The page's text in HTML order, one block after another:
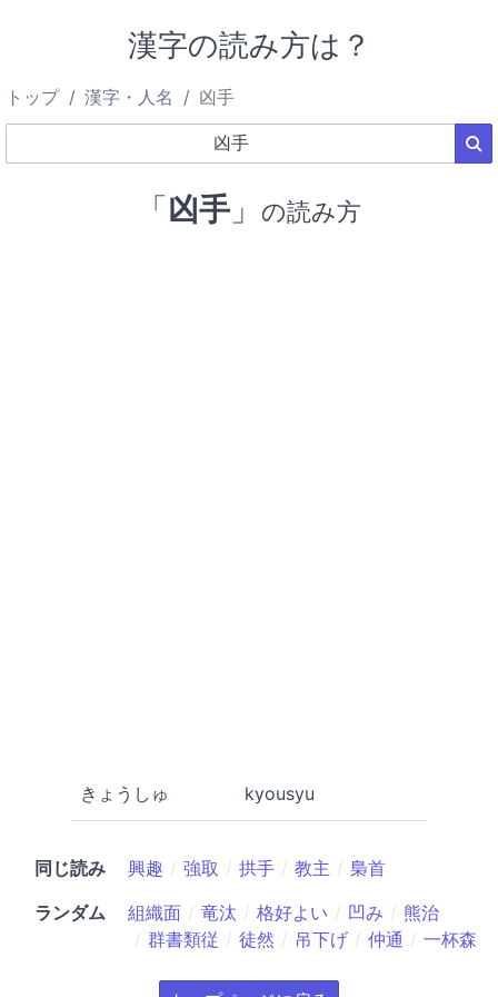
漢字の読み方は？
トップ 漢字・人名 凶手
「凶手 」 の読み方
きょうしゅ kyousyu
同じ読み 興趣 強取 拱手 教主
梟首
ランダム
組織面 竜汰 格好よい 凹み
熊治
群書類従
徒然 吊下げ 仲通 一杯森